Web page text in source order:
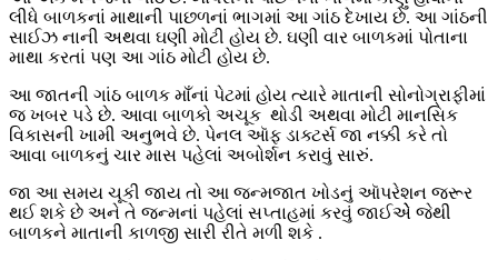
લીધે બાળકનાં માથાની પાછળનાં ભાગમાં આ ગાંઠ દેખાય છે. આ ગાંઠની
સાઈઝ નાની અથવા ઘણી મોટી હોય છે. ઘણી વાર બાળકમાં પોતાના
માથા કરતાં પણ આ ગાંઠ મોટી હોય છે.
આ જાતની ગાંઠ બાળક માઁનાં પેટમાં હોય ત્યારે માતાની સોનોગ્રાફીમાં
જ ખબર પડે છે. આવા બાળકો અચૂક થોડી અથવા મોટી માનસિક
વિકાસની ખામી અનુભવે છે. પેનલ આૅફ ડાક્ટર્સ જા નક્કી કરે તો
આવા બાળકનું ચાર માસ પહેલાં અબોર્શન કરાવું સારું.
જા આ સમય ચૂકી જાય તો આ જન્મજાત ખોડનું આૅપરેશન જરૂર
થઈ શકે છે અને તે જન્મનાં પહેલાં સપ્તાહમાં કરવું જાઈએે જેથી
બાળકને માતાની કાળજી સારી રીતે મળી શકે .